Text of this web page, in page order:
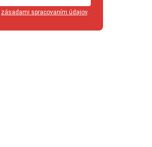
zásadami spracovaním údajov.